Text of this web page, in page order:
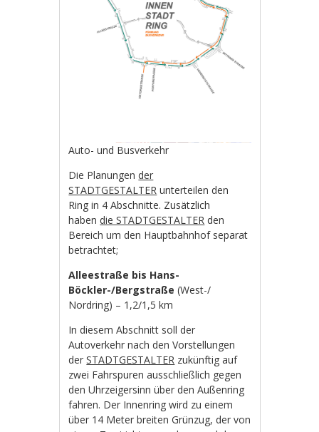
Auto- und Busverkehr
Die Planungender
STADTGESTALTER unterteilen den
Ring in 4 Abschnitte. Zusätzlich
habendie STADTGESTALTER den
Bereich um den Hauptbahnhof separat
betrachtet;
Alleestraße bis Hans-
Böckler-/Bergstraße (West-/
Nordring) – 1,2/1,5 km
In diesem Abschnitt soll der
Autoverkehr nach den Vorstellungen
derSTADTGESTALTER zukünftig auf
zwei Fahrspuren ausschließlich gegen
den Uhrzeigersinn über den Außenring
fahren. Der Innenring wird zu einem
über 14 Meter breiten Grünzug, der von